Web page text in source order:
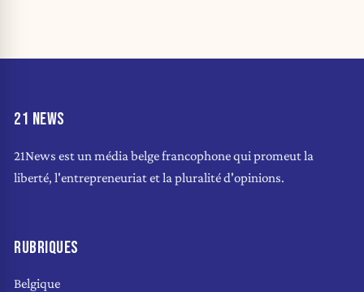
21 NEWS
21News est un média belge francophone qui promeut la
liberté, l'entrepreneuriat et la pluralité d'opinions.
RUBRIQUES
Belgique